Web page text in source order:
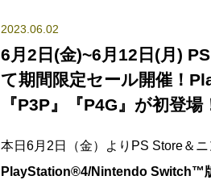
2023.06.02
6月2日(金)~6月12日(月)
て期間限定セール開催！
『P3P』『P4G』が初登場
本日6月2日（金）よりPS Store＆
PlayStation®4/Nintendo Switch™